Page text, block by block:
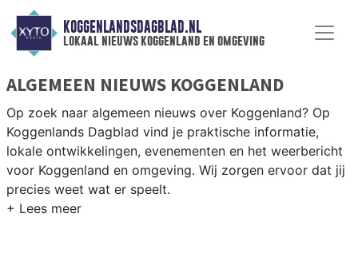
KOGGENLANDSDAGBLAD.NL
lokaal nieuws koggenland en omgeving
ALGEMEEN NIEUWS KOGGENLAND
Op zoek naar algemeen nieuws over Koggenland? Op
Koggenlands Dagblad vind je praktische informatie,
lokale ontwikkelingen, evenementen en het weerbericht
voor Koggenland en omgeving. Wij zorgen ervoor dat jij
precies weet wat er speelt.